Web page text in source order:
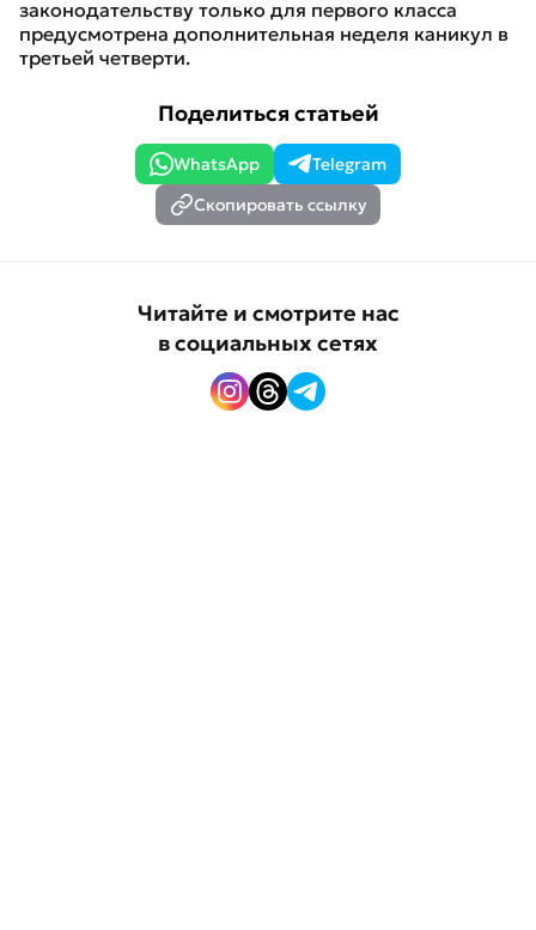
законодательству только для первого класса
предусмотрена дополнительная неделя каникул в
третьей четверти.
Поделиться статьей
WhatsApp
Telegram
Скопировать ссылку
Читайте и смотрите нас
в социальных сетях